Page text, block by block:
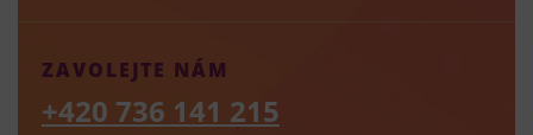
ZAVOLEJTE NÁM
+420 736 141 215